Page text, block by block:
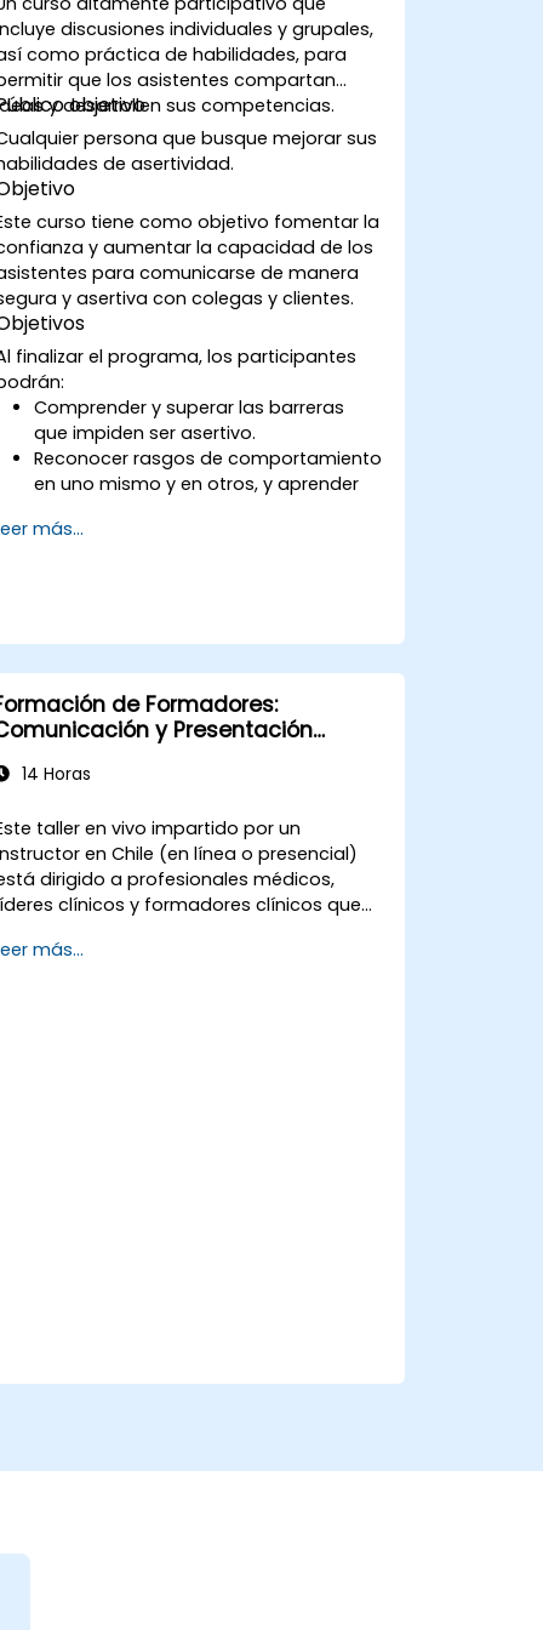
discusiones individuales y grupales,
como práctica de habilidades, para
que los asistentes compartan
y desarrollen sus competencias.
objetivo
persona que busque mejorar sus
de asertividad.
curso tiene como objetivo fomentar la
y aumentar la capacidad de los
para comunicarse de manera
y asertiva con colegas y clientes.
finalizar el programa, los participantes
Comprender y superar las barreras
que impiden ser asertivo.
Reconocer rasgos de comportamiento
en uno mismo y en otros, y aprender
gestionarlos.
difíciles.
más...
de Formadores:
y Presentación
Médicos
14 Horas
taller en vivo impartido por un
en Chile (en línea o presencial)
dirigido a profesionales médicos,
clínicos y formadores clínicos que
comunicación asertiva,
más...